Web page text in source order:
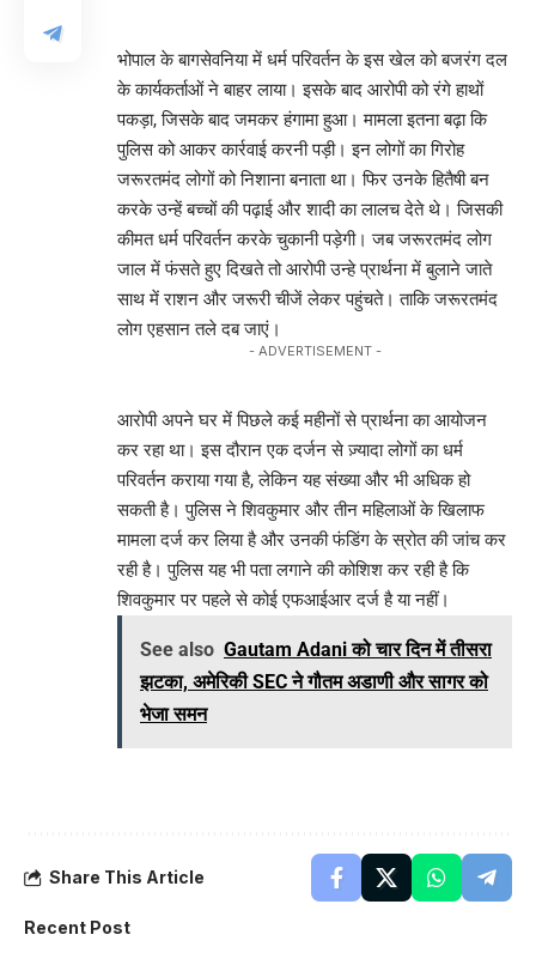
भोपाल के बागसेवनिया में धर्म परिवर्तन के इस खेल को बजरंग दल
के कार्यकर्ताओं ने बाहर लाया। इसके बाद आरोपी को रंगे हाथों
पकड़ा, जिसके बाद जमकर हंगामा हुआ। मामला इतना बढ़ा कि
पुलिस को आकर कार्रवाई करनी पड़ी। इन लोगों का गिरोह
जरूरतमंद लोगों को निशाना बनाता था। फिर उनके हितैषी बन
करके उन्हें बच्चों की पढ़ाई और शादी का लालच देते थे। जिसकी
कीमत धर्म परिवर्तन करके चुकानी पड़ेगी। जब जरूरतमंद लोग
जाल में फंसते हुए दिखते तो आरोपी उन्हे प्रार्थना में बुलाने जाते
साथ में राशन और जरूरी चीजें लेकर पहुंचते। ताकि जरूरतमंद
लोग एहसान तले दब जाएं।
- ADVERTISEMENT -
आरोपी अपने घर में पिछले कई महीनों से प्रार्थना का आयोजन
कर रहा था। इस दौरान एक दर्जन से ज़्यादा लोगों का धर्म
परिवर्तन कराया गया है, लेकिन यह संख्या और भी अधिक हो
सकती है। पुलिस ने शिवकुमार और तीन महिलाओं के खिलाफ
मामला दर्ज कर लिया है और उनकी फंडिंग के स्रोत की जांच कर
रही है। पुलिस यह भी पता लगाने की कोशिश कर रही है कि
शिवकुमार पर पहले से कोई एफआईआर दर्ज है या नहीं।
See also Gautam Adani को चार दिन में तीसरा
झटका, अमेरिकी SEC ने गौतम अडाणी और सागर को
भेजा समन
Share This Article
Recent Post